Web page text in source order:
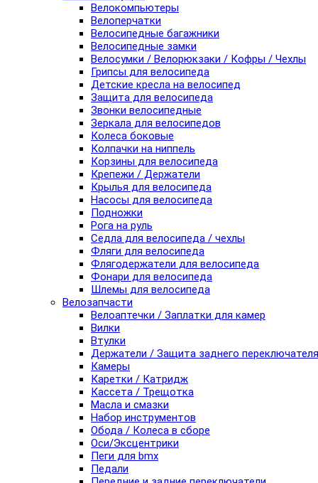
Велокомпьютеры
Велоперчатки
Велосипедные багажники
Велосипедные замки
Велосумки / Велорюкзаки / Кофры / Чехлы
Грипсы для велосипеда
Детские кресла на велосипед
Защита для велосипеда
Звонки велосипедные
Зеркала для велосипедов
Колеса боковые
Колпачки на ниппель
Корзины для велосипеда
Крепежи / Держатели
Крылья для велосипеда
Насосы для велосипеда
Подножки
Рога на руль
Седла для велосипеда / чехлы
Фляги для велосипеда
Флягодержатели для велосипеда
Фонари для велосипеда
Шлемы для велосипеда
Велозапчасти
Велоаптечки / Заплатки для камер
Вилки
Втулки
Держатели / Защита заднего переключателя
Камеры
Каретки / Катридж
Кассета / Трещотка
Масла и смазки
Набор инструментов
Обода / Колеса в сборе
Оси/Эксцентрики
Пеги для bmx
Педали